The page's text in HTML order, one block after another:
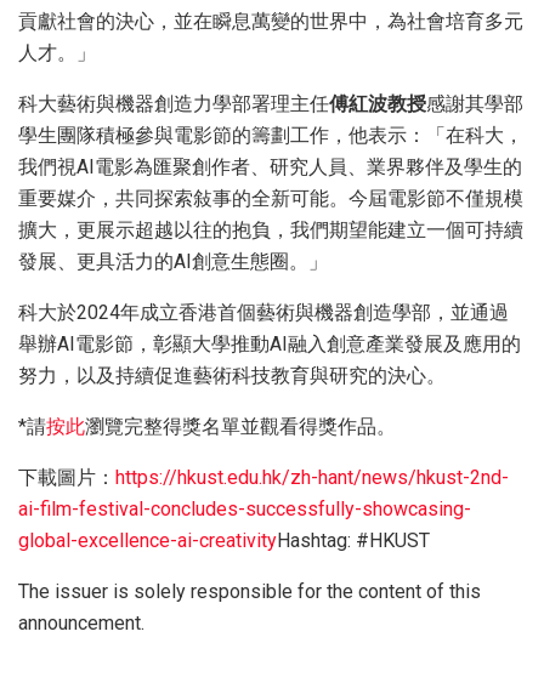
貢獻社會的決心，並在瞬息萬變的世界中，為社會培育多元
人才。」
科大藝術與機器創造力學部署理主任傅紅波教授感謝其學部
學生團隊積極參與電影節的籌劃工作，他表示：「在科大，
我們視AI電影為匯聚創作者、研究人員、業界夥伴及學生的
重要媒介，共同探索敍事的全新可能。今屆電影節不僅規模
擴大，更展示超越以往的抱負，我們期望能建立一個可持續
發展、更具活力的AI創意生態圈。」
科大於2024年成立香港首個藝術與機器創造學部，並通過
舉辦AI電影節，彰顯大學推動AI融入創意產業發展及應用的
努力，以及持續促進藝術科技教育與研究的決心。
*請按此瀏覽完整得獎名單並觀看得獎作品。
下載圖片： https://hkust.edu.hk/zh-hant/news/hkust-2nd-
ai-film-festival-concludes-successfully-showcasing-
global-excellence-ai-creativityHashtag: #HKUST
The issuer is solely responsible for the content of this
announcement.